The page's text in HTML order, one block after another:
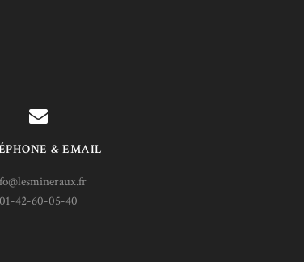
& EMAIL
01-42-60-05-40